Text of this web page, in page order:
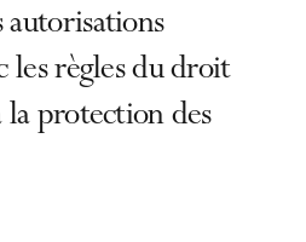
autorisations
les règles du droit
protection des